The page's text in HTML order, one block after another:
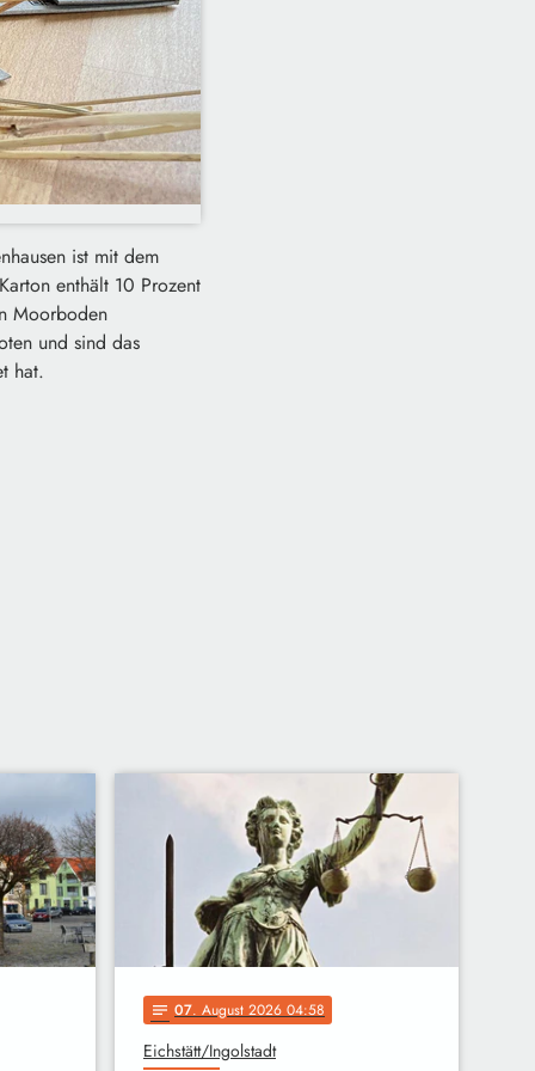
ist mit dem
enthält 10 Prozent
Moorboden
und sind das
hat.
notes 07. August 2026 04:58
Eichstätt/Ingolstadt